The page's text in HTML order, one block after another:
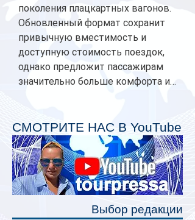
поколения плацкартных вагонов.
Обновленный формат сохранит
привычную вместимость и
доступную стоимость поездок,
однако предложит пассажирам
значительно больше комфорта и
планируется начать в 2027 году.
Одним из главных нововведений
станут индивидуальные шторки у
каждого спального места. Они
позволят пассажирам закрыть свою
полку во время сна или отдыха,
СМОТРИТЕ НАС В YouTube
Выбор редакции